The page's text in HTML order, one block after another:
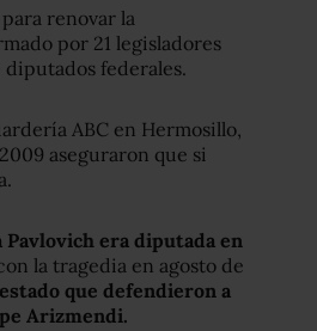
renovar la
por 21 legisladores
federales.
ABC en Hermosillo,
aseguraron que si
Pavlovich era diputada en
la tragedia en agosto de
que defendieron a
Arizmendi.